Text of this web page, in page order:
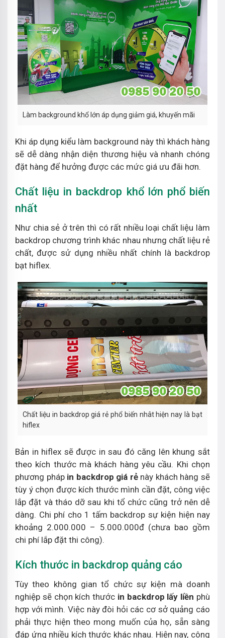
Làm background khổ lớn áp dụng giảm giá, khuyến mãi
Khi áp dụng kiểu làm background này thì khách hàng
sẽ dễ dàng nhận diện thương hiệu và nhanh chóng
đặt hàng để hưởng được các mức giá ưu đãi hơn.
Chất liệu in backdrop khổ lớn phổ biến
nhất
Như chia sẻ ở trên thì có rất nhiều loại chất liệu làm
backdrop chương trình khác nhau nhưng chất liệu rẻ
chất, được sử dụng nhiều nhất chính là backdrop
bạt hiflex.
Chất liệu in backdrop giá rẻ phổ biến nhât hiện nay là bạt
hiflex
Bản in hiflex sẽ được in sau đó căng lên khung sắt
theo kích thước mà khách hàng yêu cầu. Khi chọn
phương pháp in backdrop giá rẻnày khách hàng sẽ
tùy ý chọn được kích thước mình cần đặt, công việc
lắp đặt và tháo dỡ sau khi tổ chức cũng trở nên dễ
dàng. Chi phí cho 1 tấm backdrop sự kiện hiện nay
khoảng 2.000.000 – 5.000.000đ (chưa bao gồm
chi phí lắp đặt thi công).
Kích thước in backdrop quảng cáo
Tùy theo không gian tổ chức sự kiện mà doanh
nghiệp sẽ chọn kích thước in backdrop lấy liền phù
hợp với mình. Việc này đòi hỏi các cơ sở quảng cáo
phải thực hiện theo mong muốn của họ, sẵn sàng
đáp ứng nhiều kích thước khác nhau. Hiện nay, công